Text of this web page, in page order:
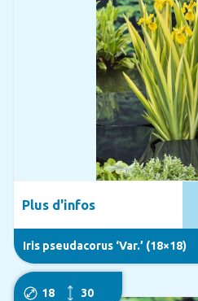
Iris pseudacorus ‘Var.’ (18×18)
Plus d'infos
18 30